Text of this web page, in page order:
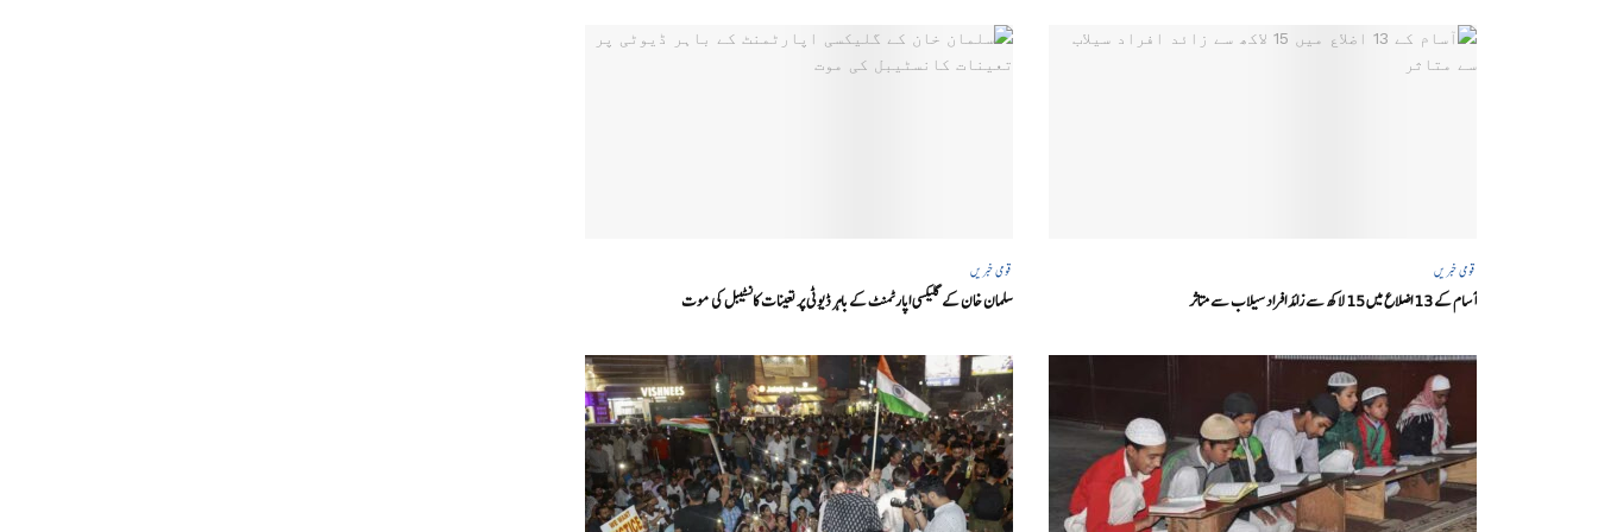
قومی خبریں
آسام کے 13 اضلاع میں 15 لاکھ سے زائد افراد سیلاب سے متاثر
قومی خبریں
سلمان خان کے گلیکسی اپارٹمنٹ کے باہر ڈیوٹی پر تعینات کانسٹیبل کی موت